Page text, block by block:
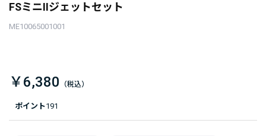
FSミニIIジェットセット
ME10065001001
ポイント191
￥6,380